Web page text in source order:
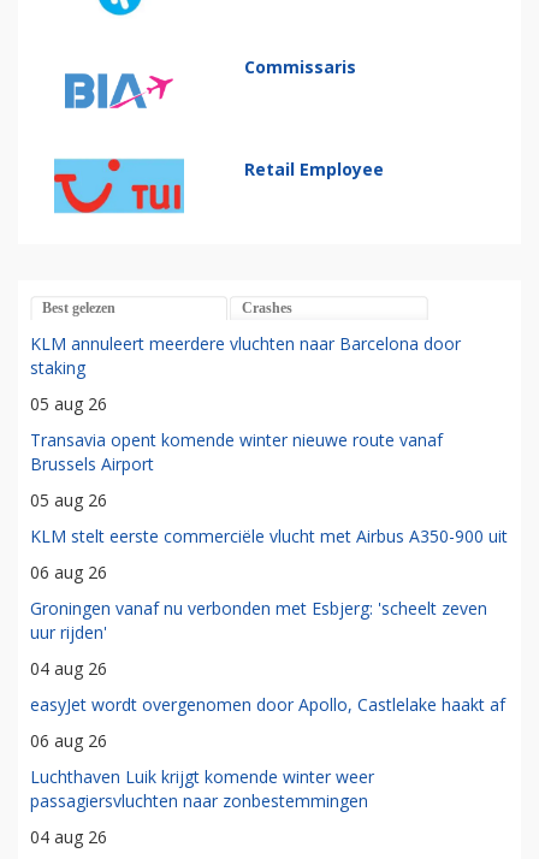
Commissaris
Retail Employee
Best gelezen Crashes
KLM annuleert meerdere vluchten naar Barcelona door
staking
05 aug 26
Transavia opent komende winter nieuwe route vanaf
Brussels Airport
05 aug 26
KLM stelt eerste commerciële vlucht met Airbus A350-900 uit
06 aug 26
Groningen vanaf nu verbonden met Esbjerg: 'scheelt zeven
uur rijden'
04 aug 26
easyJet wordt overgenomen door Apollo, Castlelake haakt af
06 aug 26
Luchthaven Luik krijgt komende winter weer
passagiersvluchten naar zonbestemmingen
04 aug 26